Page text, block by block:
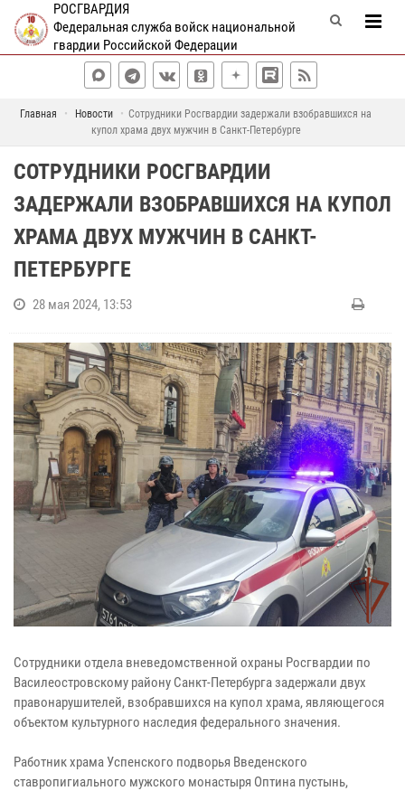
РОСГВАРДИЯ
Федеральная служба войск национальной
гвардии Российской Федерации
Главная Новости
Сотрудники Росгвардии задержали взобравшихся на
купол храма двух мужчин в Санкт-Петербурге
СОТРУДНИКИ РОСГВАРДИИ
ЗАДЕРЖАЛИ ВЗОБРАВШИХСЯ НА КУПОЛ
ХРАМА ДВУХ МУЖЧИН В САНКТ-
ПЕТЕРБУРГЕ
28 мая 2024, 13:53
Сотрудники отдела вневедомственной охраны Росгвардии по
Василеостровскому району Санкт-Петербурга задержали двух
правонарушителей, взобравшихся на купол храма, являющегося
объектом культурного наследия федерального значения.
Работник храма Успенского подворья Введенского
ставропигиального мужского монастыря Оптина пустынь,